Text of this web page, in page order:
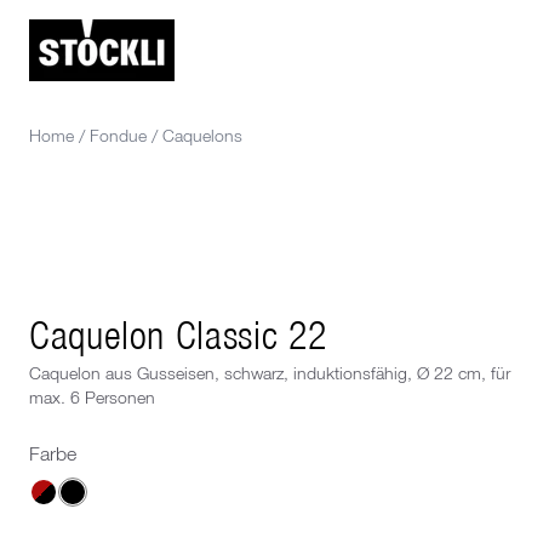
Home / Fondue / Caquelons
Caquelon Classic 22
Caquelon aus Gusseisen, schwarz, induktionsfähig, Ø 22 cm, für
max. 6 Personen
Farbe
Wähle eine Farbe